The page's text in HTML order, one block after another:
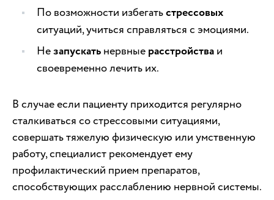
По возможности избегатьстрессовых
ситуаций, учиться справляться с эмоциями.
Незапускать нервные расстройства и
своевременно лечить их.
В случае если пациенту приходится регулярно
сталкиваться со стрессовыми ситуациями,
совершать тяжелую физическую или умственную
работу, специалист рекомендует ему
профилактический прием препаратов,
способствующих расслаблению нервной системы.